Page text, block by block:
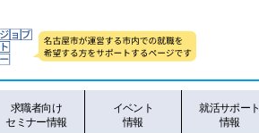
求職者向け
セミナー情報
イベント
情報
就活サポート
情報